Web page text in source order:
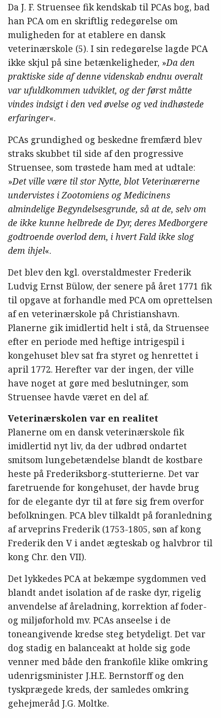
Da J. F. Struensee fik kendskab til PCAs bog, bad
han PCA om en skriftlig redegørelse om
muligheden for at etablere en dansk
veterinærskole (5). I sin redegørelse lagde PCA
ikke skjul på sine betænkeligheder, »Da den
praktiske side af denne videnskab endnu overalt
var ufuldkommen udviklet, og der først måtte
vindes indsigt i den ved øvelse og ved indhøstede
erfaringer«.
PCAs grundighed og beskedne fremfærd blev
straks skubbet til side af den progressive
Struensee, som trøstede ham med at udtale:
»Det ville være til stor Nytte, blot Veterinærerne
undervistes i Zootomiens og Medicinens
almindelige Begyndelsesgrunde, så at de, selv om
de ikke kunne helbrede de Dyr, deres Medborgere
godtroende overlod dem, i hvert Fald ikke slog
dem ihjel«.
Det blev den kgl. overstaldmester Frederik
Ludvig Ernst Bülow, der senere på året 1771 fik
til opgave at forhandle med PCA om oprettelsen
af en veterinærskole på Christianshavn.
Planerne gik imidlertid helt i stå, da Struensee
efter en periode med heftige intrigespil i
kongehuset blev sat fra styret og henrettet i
april 1772. Herefter var der ingen, der ville
have noget at gøre med beslutninger, som
Struensee havde været en del af.
Veterinærskolen var en realitet
Planerne om en dansk veterinærskole fik
imidlertid nyt liv, da der udbrød ondartet
smitsom lungebetændelse blandt de kostbare
heste på Frederiksborg-stutterierne. Det var
faretruende for kongehuset, der havde brug
for de elegante dyr til at føre sig frem overfor
befolkningen. PCA blev tilkaldt på foranledning
af arveprins Frederik (1753-1805, søn af kong
Frederik den V i andet ægteskab og halvbror til
kong Chr. den VII).
Det lykkedes PCA at bekæmpe sygdommen ved
blandt andet isolation af de raske dyr, rigelig
anvendelse af åreladning, korrektion af foder-
og miljøforhold mv. PCAs anseelse i de
toneangivende kredse steg betydeligt. Det var
dog stadig en balanceakt at holde sig gode
venner med både den frankofile klike omkring
udenrigsminister J.H.E. Bernstorff og den
tyskprægede kreds, der samledes omkring
gehejmeråd J.G. Moltke.